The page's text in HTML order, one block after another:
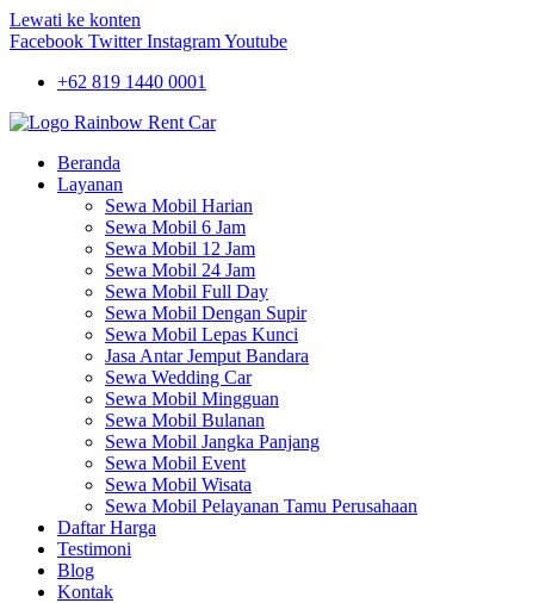
Lewati ke konten
Facebook Twitter InstagramYoutube
+62 819 1440 0001
Beranda
Layanan
Sewa Mobil Harian
Sewa Mobil 6 Jam
Sewa Mobil 12 Jam
Sewa Mobil 24 Jam
Sewa Mobil Full Day
Sewa Mobil Dengan Supir
Sewa Mobil Lepas Kunci
Jasa Antar Jemput Bandara
Sewa Wedding Car
Sewa Mobil Mingguan
Sewa Mobil Bulanan
Sewa Mobil Jangka Panjang
Sewa Mobil Event
Sewa Mobil Wisata
Sewa Mobil Pelayanan Tamu Perusahaan
Daftar Harga
Testimoni
Blog
Kontak